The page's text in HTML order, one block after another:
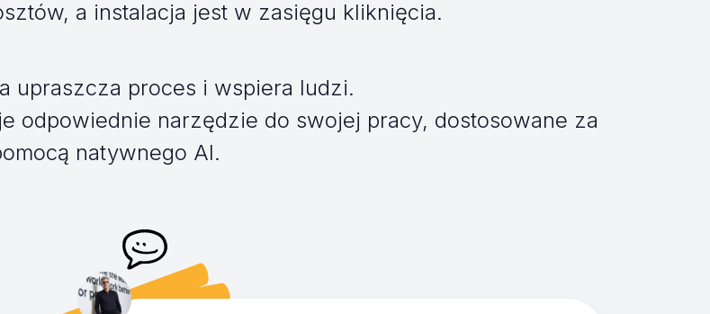
a instalacja jest w zasięgu kliknięcia.
upraszcza proces i wspiera ludzi.
odpowiednie narzędzie do swojej pracy, dostosowane za
natywnego AI.